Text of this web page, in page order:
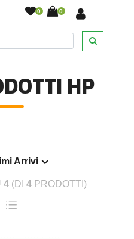
0 0
HP
Arrivi
4(DI 4PRODOTTI)